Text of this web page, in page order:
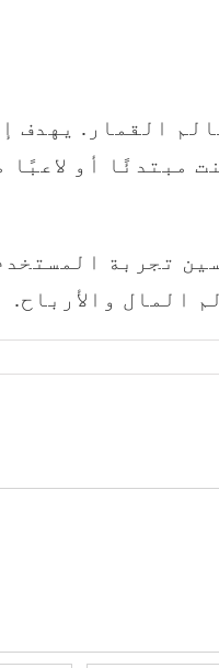
القمار. يهدف
مبتدئًا أو
تجربة
المال والأرباح.